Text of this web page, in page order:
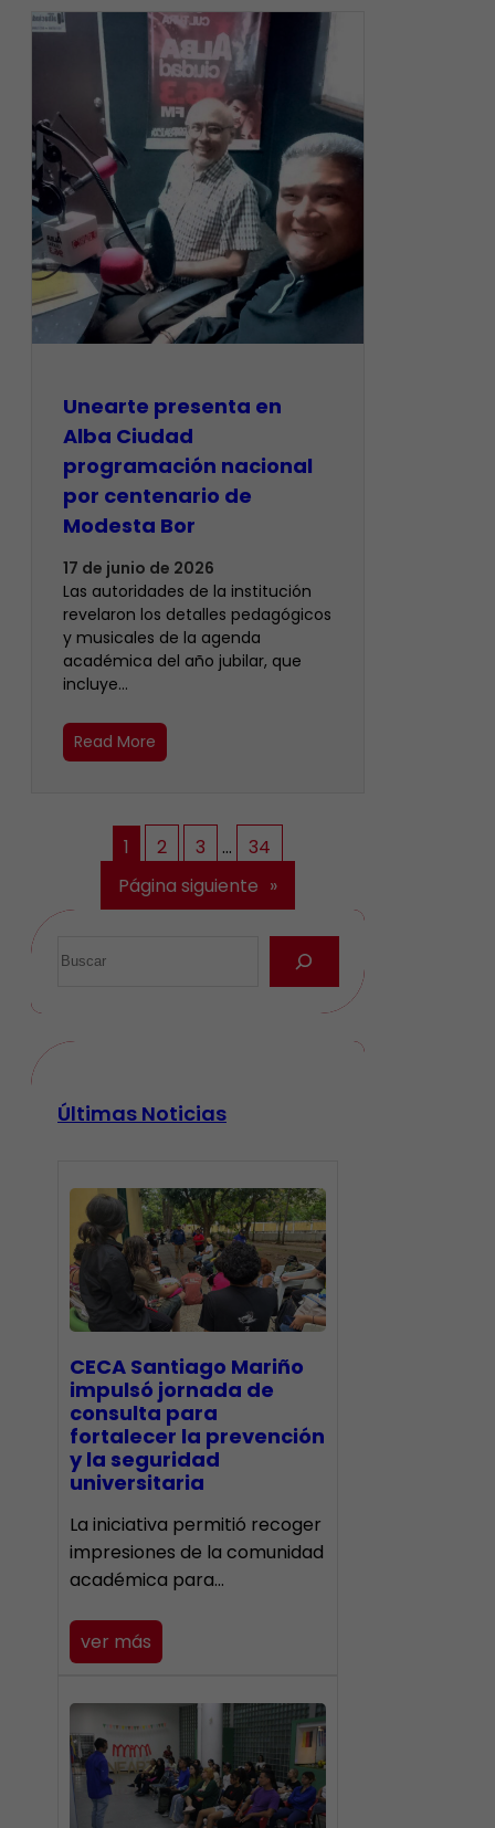
​Unearte presenta en
Alba Ciudad
programación nacional
por centenario de
Modesta Bor
17 de junio de 2026
Las autoridades de la institución
revelaron los detalles pedagógicos
y musicales de la agenda
académica del año jubilar, que
incluye…
Read More
1 2 3 …
34
Página siguiente »
Últimas Noticias
CECA Santiago Mariño
impulsó jornada de
consulta para
fortalecer la prevención
y la seguridad
universitaria
La iniciativa permitió recoger
impresiones de la comunidad
académica para…
ver más